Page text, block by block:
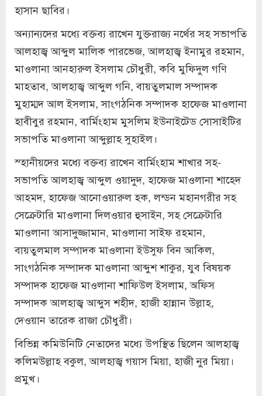
হাসান ছাবির।
অন্যান্যদের মধ্যে বক্তব্য রাখেন যুক্তরাজ্য নর্থের সহ সভাপতি
আলহাজ্ব আব্দুল মালিক পারভেজ, আলহাজ্ব ইনামুর রহমান,
মাওলানা আনহারুল ইসলাম চৌধুরী, কবি মুফিদুল গণি
মাহতাব, আলহাজ্ব আব্দুল গনি, বায়তুলমাল সম্পাদক
মুহাম্মদ আল ইসলাম, সাংগঠনিক সম্পাদক হাফেজ মাওলানা
হাবীবুর রহমান, বার্মিংহাম মুসলিম ইউনাইটেড সোসাইটির
সভাপতি মাওলানা আব্দুল্লাহ সুহাইল।
স্হানীয়দের মধ্যে বক্তব্য রাখেন বার্মিংহাম শাখার সহ-
সভাপতি আলহাজ্ব আব্দুল ওয়াদুদ, হাফেজ মাওলানা শাহেদ
আহমদ, হাফেজ আনোওয়ারুল হক, লন্ডন মহানগরীর সহ
সেক্রেটারি মাওলানা দিলওয়ার হুসাইন, সহ সেক্রেটারি
মাওলানা আসাদুজ্জামান, মাওলানা সাইফ রহমান,
বায়তুলমাল সম্পাদক মাওলানা ইউসুফ বিন আকিল,
সাংগঠনিক সম্পাদক মাওলানা আব্দুশ শাকুর, যুব বিষয়ক
সম্পাদক হাফেজ মাওলানা শাফিউল ইসলাম, অফিস
সম্পাদক আলহাজ্ব আব্দুস শহীদ, হাজী হান্নান উল্লাহ,
দেওয়ান তারেক রাজা চৌধুরী।
বিভিন্ন কমিউনিটি নেতাদের মধ্যে উপস্থিত ছিলেন আলহাজ্ব
কলিমউল্লাহ বকুল, আলহাজ্ব গয়াস মিয়া, হাজী নুর মিয়া।
প্রমুখ।